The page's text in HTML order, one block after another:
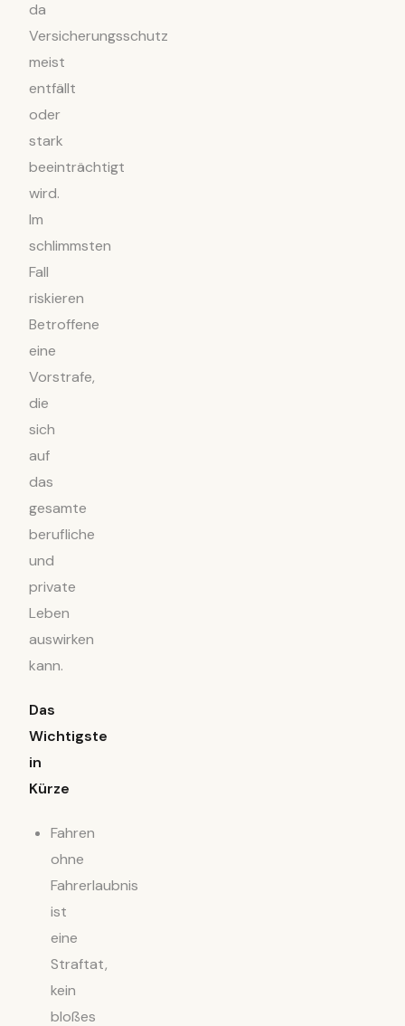
da
Versicherungsschutz
meist
entfällt
oder
stark
beeinträchtigt
wird.
Im
schlimmsten
Fall
riskieren
Betroffene
eine
Vorstrafe,
die
sich
auf
das
gesamte
berufliche
und
private
Leben
auswirken
kann.
Das
Wichtigste
in
Kürze
Fahren
ohne
Fahrerlaubnis
ist
eine
Straftat,
kein
bloßes